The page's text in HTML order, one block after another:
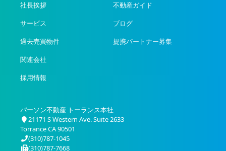
社長挨拶
サービス
過去売買物件
関連会社
採用情報
不動産ガイド
ブログ
提携パートナー募集
パーソン不動産 トーランス本社
21171 S Western Ave. Suite 2633
Torrance CA 90501
(310)787-1045
(310)787-7668